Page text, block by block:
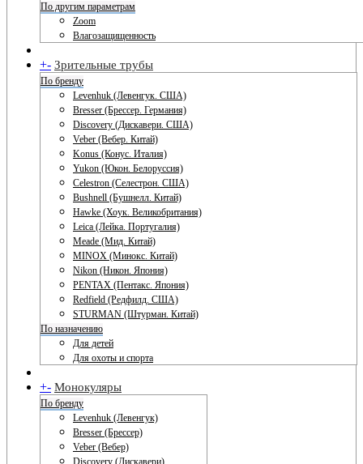
По другим параметрам
Zoom
Влагозащищенность
+- Зрительные трубы
По бренду
Levenhuk (Левенгук. США)
Bresser (Брессер. Германия)
Discovery (Дискавери. США)
Veber (Вебер. Китай)
Konus (Конус. Италия)
Yukon (Юкон. Белоруссия)
Celestron (Селестрон. США)
Bushnell (Бушнелл. Китай)
Hawke (Хоук. Великобритания)
Leica (Лейка. Португалия)
Meade (Мид. Китай)
MINOX (Минокс. Китай)
Nikon (Никон. Япония)
PENTAX (Пентакс. Япония)
Redfield (Редфилд. США)
STURMAN (Штурман. Китай)
По назначению
Для детей
Для охоты и спорта
+- Монокуляры
По бренду
Levenhuk (Левенгук)
Bresser (Брессер)
Veber (Вебер)
Discovery (Дискавери)